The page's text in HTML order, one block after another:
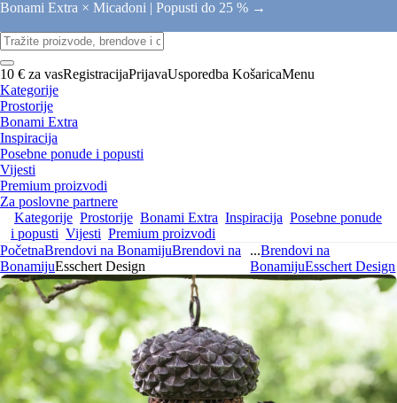
Bonami Extra × Micadoni | Popusti do 25 % →
10 € za vasRegistracijaPrijavaUsporedba KošaricaMenu
Kategorije
Prostorije
Bonami Extra
Inspiracija
Posebne ponude i popusti
Vijesti
Premium proizvodi
Za poslovne partnere
Kategorije Prostorije Bonami Extra Inspiracija Posebne ponude
i popusti Vijesti Premium proizvodi
PočetnaBrendovi na BonamijuBrendovi na
BonamijuEsschert Design
...Brendovi na
BonamijuEsschert Design